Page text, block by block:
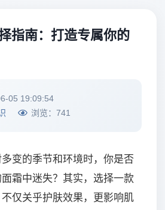
指南：打造专属你的
05 19:09:54
浏览： 741
变的季节和环境时，你是否
霜中迷失？其实，选择一款
仅关乎护肤效果，更影响肌